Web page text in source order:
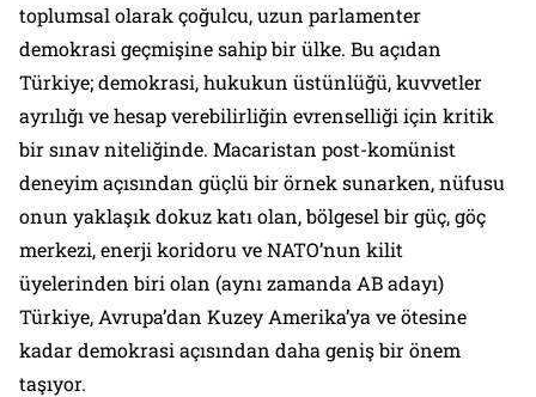
toplumsal olarak çoğulcu, uzun parlamenter
demokrasi geçmişine sahip bir ülke. Bu açıdan
Türkiye; demokrasi, hukukun üstünlüğü, kuvvetler
ayrılığı ve hesap verebilirliğin evrenselliği için kritik
bir sınav niteliğinde. Macaristan post-komünist
deneyim açısından güçlü bir örnek sunarken, nüfusu
onun yaklaşık dokuz katı olan, bölgesel bir güç, göç
merkezi, enerji koridoru ve NATO’nun kilit
üyelerinden biri olan (aynı zamanda AB adayı)
Türkiye, Avrupa’dan Kuzey Amerika’ya ve ötesine
kadar demokrasi açısından daha geniş bir önem
taşıyor.